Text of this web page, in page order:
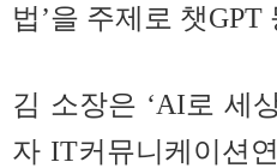
법’을 주제로 챗
김 소장은 ‘AI로 세
자 IT커뮤니케이션